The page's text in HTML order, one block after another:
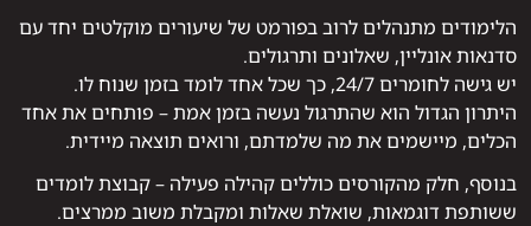
הלימודים מתנהלים לרוב בפורמט של שיעורים מוקלטים יחד עם
סדנאות אונליין, שאלונים ותרגולים.
יש גישה לחומרים 24/7, כך שכל אחד לומד בזמן שנוח לו.
היתרון הגדול הוא שהתרגול נעשה בזמן אמת – פותחים את אחד
הכלים, מיישמים את מה שלמדתם, ורואים תוצאה מיידית.
בנוסף, חלק מהקורסים כוללים קהילה פעילה – קבוצת לומדים
ששותפת דוגמאות, שואלת שאלות ומקבלת משוב ממרצים.